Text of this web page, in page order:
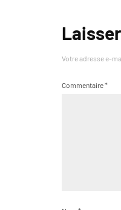
Votre adresse e-
Commentaire*